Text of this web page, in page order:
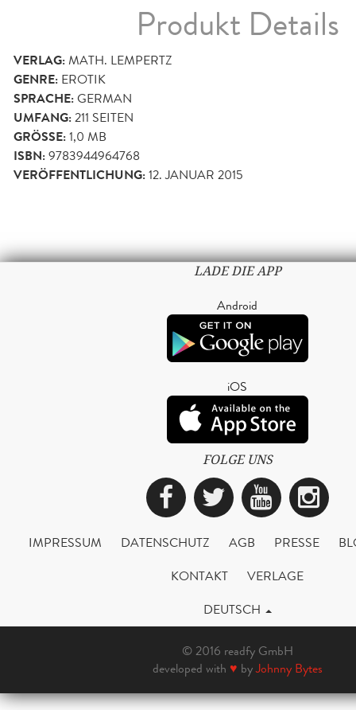
Produkt Details
VERLAG:MATH. LEMPERTZ
GENRE: EROTIK
SPRACHE:GERMAN
UMFANG:211 SEITEN
GRÖSSE: 1,0 MB
ISBN:9783944964768
VERÖFFENTLICHUNG:12. JANUAR 2015
LADE DIE APP
Android
iOS
FOLGE UNS
Facebook
Twitter
IMPRESSUM DATENSCHUTZ AGB PRESSE
KONTAKT
VERLAGE
DEUTSCH
© 2016 readfy GmbH
developed with ♥ byJohnny Bytes